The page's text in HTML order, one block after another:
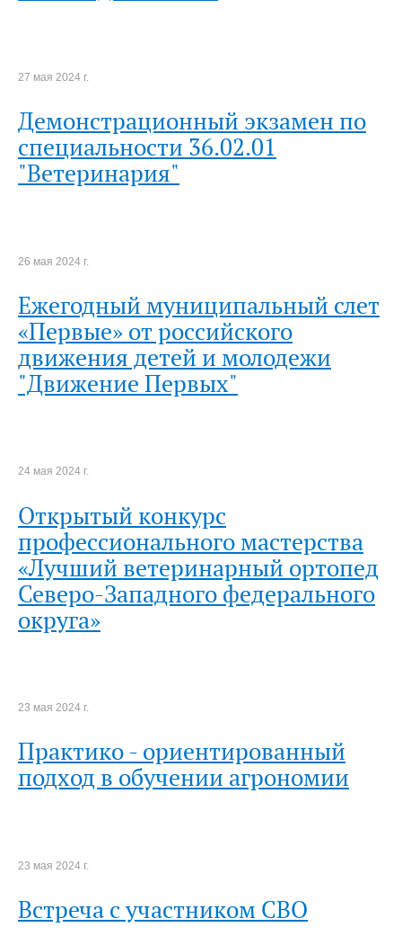
27 мая 2024 г.
Демонстрационный экзамен по
специальности 36.02.01
"Ветеринария"
26 мая 2024 г.
Ежегодный муниципальный слет
«Первые» от российского
движения детей и молодежи
"Движение Первых"
24 мая 2024 г.
Открытый конкурс
профессионального мастерства
«Лучший ветеринарный ортопед
Северо-Западного федерального
округа»
23 мая 2024 г.
Практико - ориентированный
подход в обучении агрономии
23 мая 2024 г.
Встреча с участником СВО